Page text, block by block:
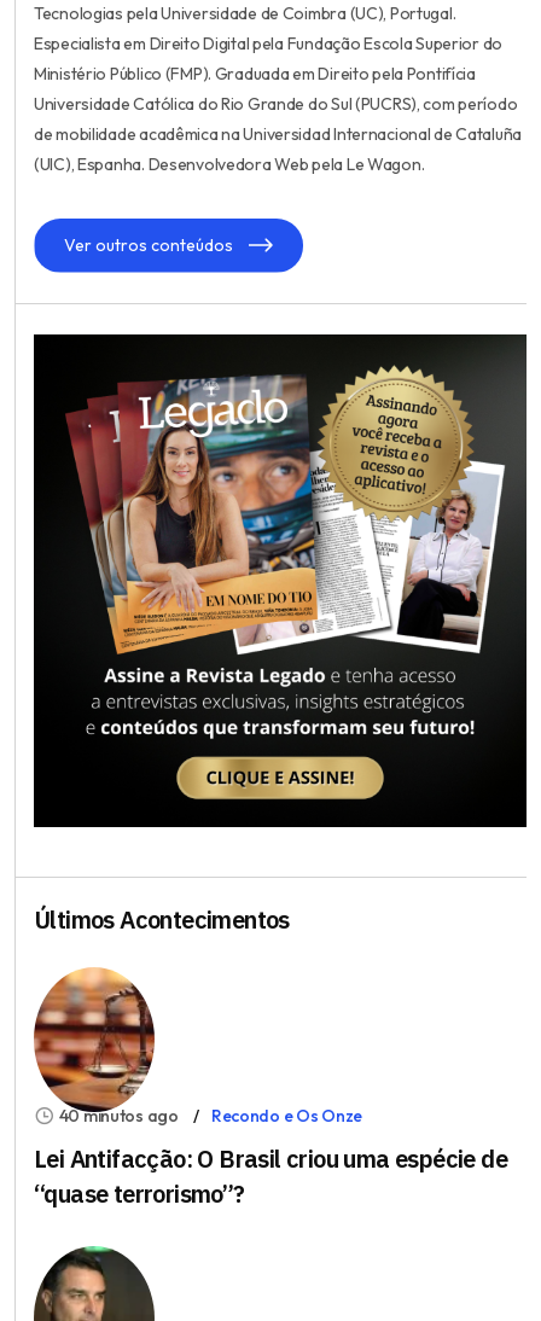
Tecnologias pela Universidade de Coimbra (UC), Portugal.
Especialista em Direito Digital pela Fundação Escola Superior do
Ministério Público (FMP). Graduada em Direito pela Pontifícia
Universidade Católica do Rio Grande do Sul (PUCRS), com período
de mobilidade acadêmica na Universidad Internacional de Cataluña
(UIC), Espanha. Desenvolvedora Web pela Le Wagon.
Ver outros conteúdos
Últimos Acontecimentos
40 minutos ago Recondo e Os Onze
Lei Antifacção: O Brasil criou uma espécie de
“quase terrorismo”?